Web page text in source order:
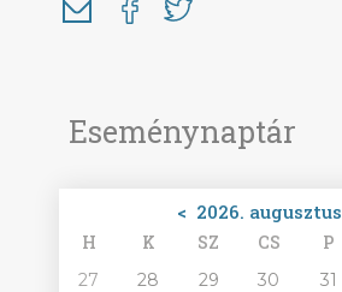
Eseménynaptár
< 2026. augusztus
H K SZ CS P
27 28 29 30 31